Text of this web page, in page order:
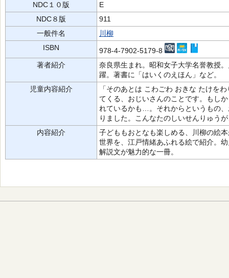
NDC１０版
E
NDC８版
911
一般件名
川柳
ISBN
978-4-7902-5179-8
著者紹介
奈良県生まれ。昭和女子大学名誉教授
躍。著書に「はいくのえほん」など。
児童内容紹介
「そのあとは こわごわ おきな たけを
てくる、おじいさんのことです。もし
れているかも…。それからというもの
りました。こんなたのしいせんりゅう
内容紹介
子どももおとなも楽しめる、川柳の絵
世界を、江戸情緒あふれる絵で紹介。
解説文が魅力的な一冊。